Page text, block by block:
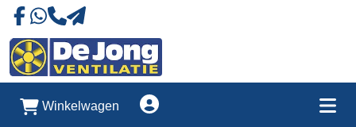
Naar onze Facebookpagina
Stuur ons eeb whatsapp bericht
Winkelwagen Account